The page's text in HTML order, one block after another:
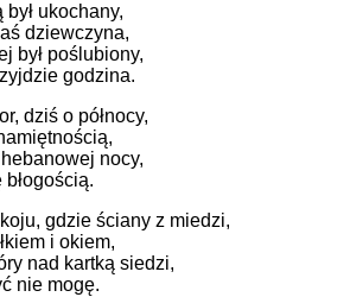
był ukochany,
dziewczyna,
był poślubiony,
godzina.
dziś o północy,
nocy,
błogością.
gdzie ściany z miedzi,
i okiem,
nad kartką siedzi,
nie mogę.